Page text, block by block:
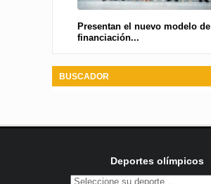
Presentan el nuevo modelo de
financiación...
BUSCADOR
Deportes olímpicos